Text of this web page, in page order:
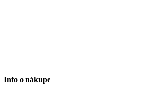
Info o nákupe